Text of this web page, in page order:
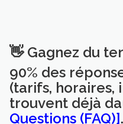
👋 Gagnez du
90% des
(tarifs, horaires,
trouvent déjà
Questions (FAQ)].